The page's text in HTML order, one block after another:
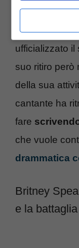
ha
di tornare sui
ufficializzato il
suo ritiro però
della sua
cantante ha
fare
che vuole
drammatica
Britney
e la